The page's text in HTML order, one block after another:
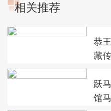
相关推荐
恭
藏
跃
馆